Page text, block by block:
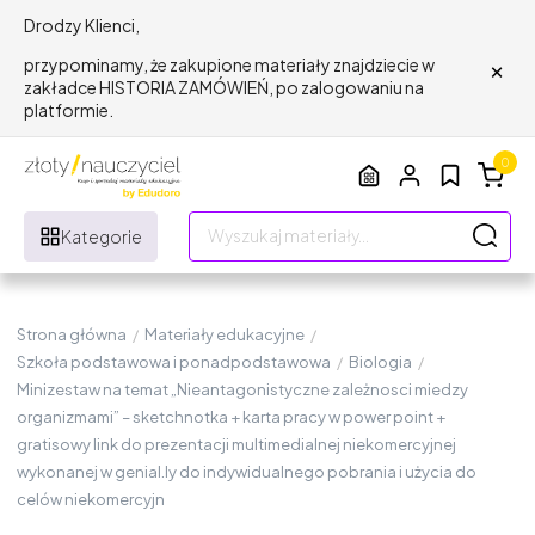
Drodzy Klienci,
przypominamy, że zakupione materiały znajdziecie w
zakładce HISTORIA ZAMÓWIEŃ, po zalogowaniu na
platformie.
×
Kategorie
0
Strona główna / Materiały edukacyjne /
Szkoła podstawowa i ponadpodstawowa / Biologia /
Minizestaw na temat „Nieantagonistyczne zależnosci miedzy
organizmami” – sketchnotka + karta pracy w power point +
gratisowy link do prezentacji multimedialnej niekomercyjnej
wykonanej w genial.ly do indywidualnego pobrania i użycia do
celów niekomercyjn